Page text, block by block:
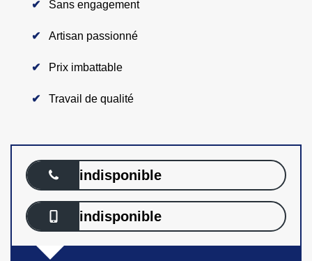
Sans engagement
Artisan passionné
Prix imbattable
Travail de qualité
indisponible
indisponible